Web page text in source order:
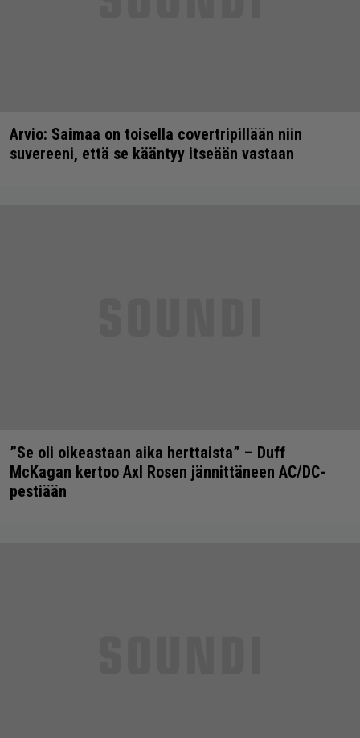
Arvio: Saimaa on toisella covertripillään niin
suvereeni, että se kääntyy itseään vastaan
”Se oli oikeastaan aika herttaista” – Duff
McKagan kertoo Axl Rosen jännittäneen AC/DC-
pestiään